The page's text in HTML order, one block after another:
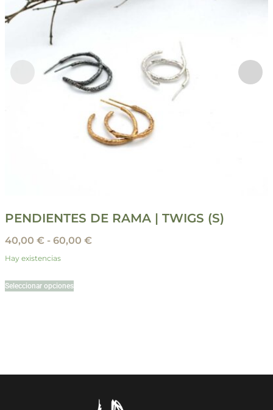
PENDIENTES DE RAMA | TWIGS (S)
40,00 € - 60,00 €
Hay existencias
Seleccionar opciones